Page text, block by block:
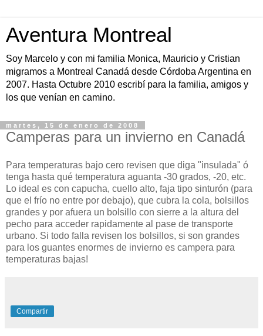
Aventura Montreal
Soy Marcelo y con mi familia Monica, Mauricio y Cristian
migramos a Montreal Canadá desde Córdoba Argentina en
2007. Hasta Octubre 2010 escribí para la familia, amigos y
los que venían en camino.
martes, 15 de enero de 2008
Camperas para un invierno en Canadá
Para temperaturas bajo cero revisen que diga "insulada" ó
tenga hasta qué temperatura aguanta -30 grados, -20, etc.
Lo ideal es con capucha, cuello alto, faja tipo sinturón (para
que el frío no entre por debajo), que cubra la cola, bolsillos
grandes y por afuera un bolsillo con sierre a la altura del
pecho para acceder rapidamente al pase de transporte
urbano. Si todo falla revisen los bolsillos, si son grandes
para los guantes enormes de invierno es campera para
temperaturas bajas!
Compartir